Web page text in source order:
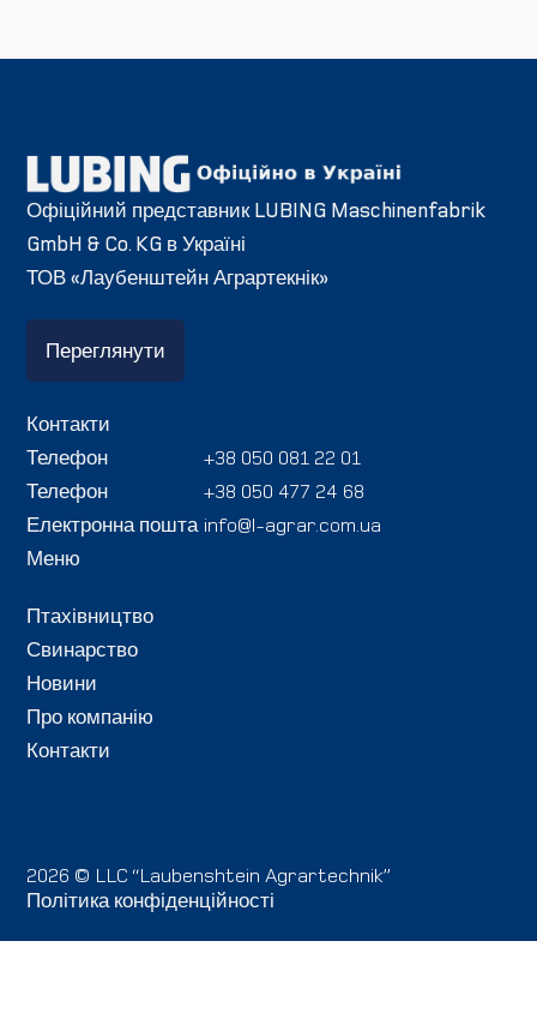
Офіційний представник LUBING Maschinenfabrik
GmbH & Co. KG в Україні
ТОВ «Лаубенштейн Аграртекнік»
Переглянути
Контакти
Телефон
+38 050 081 22 01
Телефон
+38 050 477 24 68
Електронна пошта info@l-agrar.com.ua
Меню
Птахівництво
Свинарство
Новини
Про компанію
Контакти
2026 © LLC “Laubenshtein Agrartechnik”
Політика конфіденційності